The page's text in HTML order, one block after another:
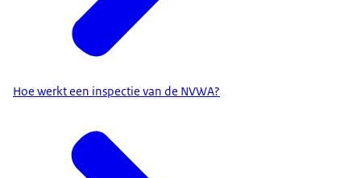
Hoe werkt een inspectie van de NVWA?